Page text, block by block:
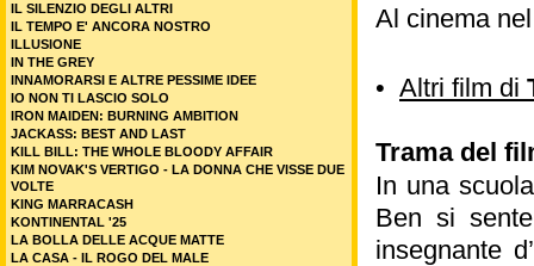
Al cinema
• Altri film di
Trama del
In una
Ben si
insegnante
IL SILENZIO DEGLI ALTRI
IL TEMPO E' ANCORA NOSTRO
ILLUSIONE
IN THE GREY
INNAMORARSI E ALTRE PESSIME IDEE
IO NON TI LASCIO SOLO
IRON MAIDEN: BURNING AMBITION
JACKASS: BEST AND LAST
KILL BILL: THE WHOLE BLOODY AFFAIR
KIM NOVAK'S VERTIGO - LA DONNA CHE VISSE DUE
VOLTE
KING MARRACASH
KONTINENTAL '25
LA BOLLA DELLE ACQUE MATTE
LA CASA - IL ROGO DEL MALE